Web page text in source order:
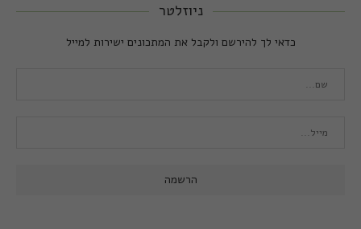
ניוזלטר
כדאי לך להירשם ולקבל את המתכונים ישירות למייל